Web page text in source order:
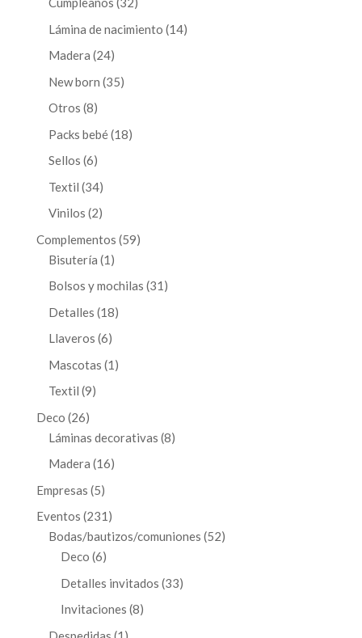
productos
Lámina de nacimiento 1414
Madera 2424
productos
New born 3535
Otros 88
productos
Packs bebé 1818
Sellos 66
productos
Textil 3434
productos
Vinilos 22
productos
Complementos 5959
Bisutería 1 1
producto
Bolsos y mochilas 31 31
Detalles 1818
Llaveros 66
productos
Mascotas 1 1
Textil 99
Deco 2626
productos
Láminas decorativas 88
Madera 1616
Empresas 55
productos
Eventos 231 231
productos
Bodas/bautizos/comuniones 5252
Deco 66
productos
Detalles invitados 3333
Invitaciones 88
1